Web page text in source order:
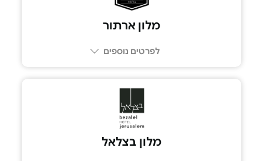
מלון ארתור
לפרטים נוספים
מלון בצלאל